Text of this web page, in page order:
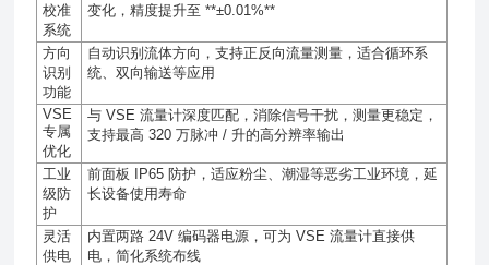
校准
系统
变化，精度提升至 **±0.01%**
方向
识别
功能
自动识别流体方向，支持正反向流量测量，适合循环系
统、双向输送等应用
VSE
专属
优化
与 VSE流量计深度匹配，消除信号干扰，测量更稳定，
支持最高 320万脉冲 /升的高分辨率输出
工业
级防
护
前面板 IP65 防护，适应粉尘、潮湿等恶劣工业环境，延
长设备使用寿命
灵活
供电
内置两路 24V编码器电源，可为 VSE流量计直接供
电，简化系统布线